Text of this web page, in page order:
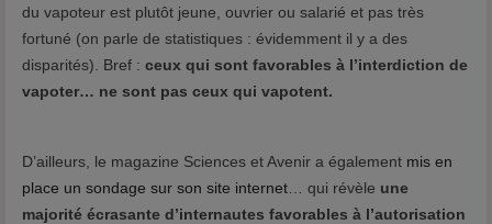
du vapoteur est plutôt jeune, ouvrier ou salarié et pas très
fortuné (on parle de statistiques : évidemment il y a des
disparités). Bref : ceux qui sont favorables à l’interdiction de
vapoter… ne sont pas ceux qui vapotent.
D’ailleurs, le magazine Sciences et Avenir a également mis en
place un sondage sur son site internet … qui révèle une
majorité écrasante d’internautes favorables à l’autorisation